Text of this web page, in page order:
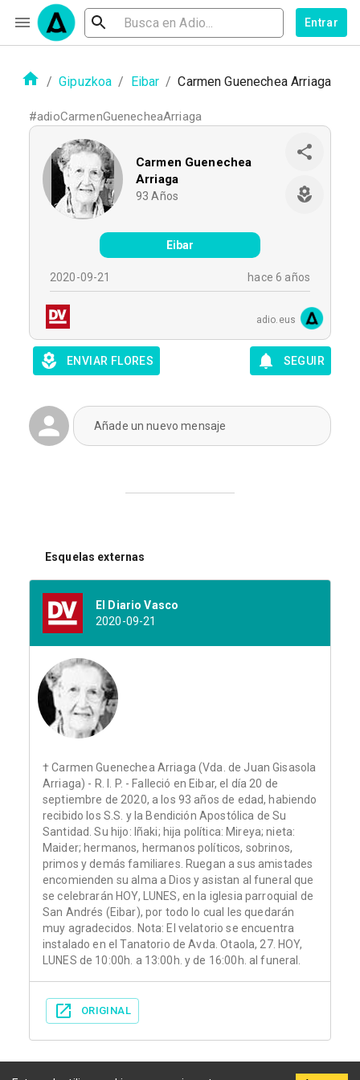
Entrar
/ Gipuzkoa / Eibar / Carmen Guenechea Arriaga
#adioCarmenGuenecheaArriaga
Carmen Guenechea
Arriaga
93 Años
Eibar
2020-09-21 hace 6 años
adio.eus
ENVIAR FLORES SEGUIR
Añade un nuevo mensaje
Esquelas externas
El Diario Vasco
2020-09-21
† Carmen Guenechea Arriaga (Vda. de Juan Gisasola
Arriaga) - R. I. P. - Falleció en Eibar, el día 20 de
septiembre de 2020, a los 93 años de edad, habiendo
recibido los S.S. y la Bendición Apostólica de Su
Santidad. Su hijo: Iñaki; hija política: Mireya; nieta:
Maider; hermanos, hermanos políticos, sobrinos,
primos y demás familiares. Ruegan a sus amistades
encomienden su alma a Dios y asistan al funeral que
se celebrarán HOY, LUNES, en la iglesia parroquial de
San Andrés (Eibar), por todo lo cual les quedarán
muy agradecidos. Nota: El velatorio se encuentra
instalado en el Tanatorio de Avda. Otaola, 27. HOY,
LUNES de 10:00h. a 13:00h. y de 16:00h. al funeral.
ORIGINAL